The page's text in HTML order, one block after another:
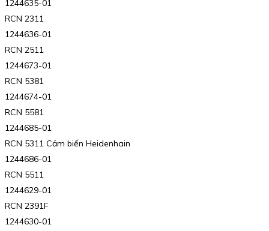
1244635-01
RCN 2311
1244636-01
RCN 2511
1244673-01
RCN 5381
1244674-01
RCN 5581
1244685-01
RCN 5311 Cảm biến Heidenhain
1244686-01
RCN 5511
1244629-01
RCN 2391F
1244630-01